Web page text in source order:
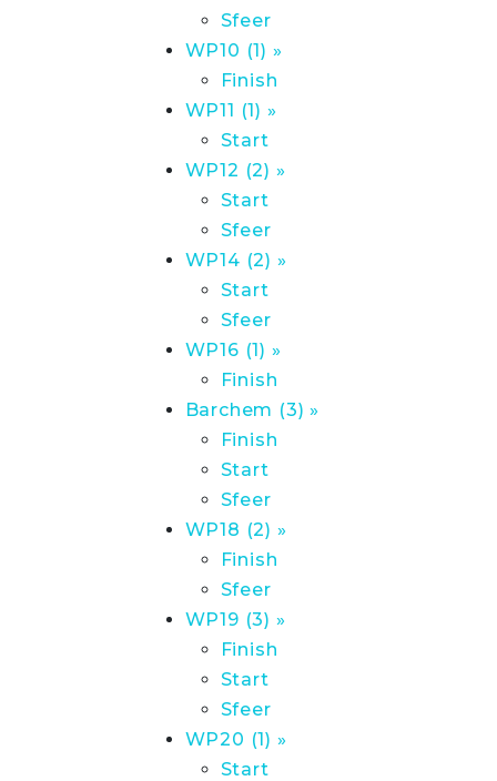
Sfeer
WP10 (1) »
Finish
WP11 (1) »
Start
WP12 (2) »
Start
Sfeer
WP14 (2) »
Start
Sfeer
WP16 (1) »
Finish
Barchem (3) »
Finish
Start
Sfeer
WP18 (2) »
Finish
Sfeer
WP19 (3) »
Finish
Start
Sfeer
WP20 (1) »
Start